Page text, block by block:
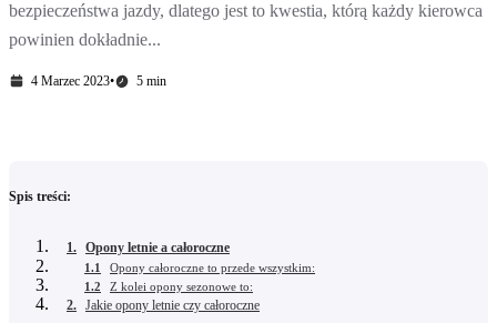
bezpieczeństwa jazdy, dlatego jest to kwestia, którą każdy kierowca
powinien dokładnie...
4 Marzec 2023• 5 min
Spis treści:
1. Opony letnie a całoroczne
1.1
Opony całoroczne to przede wszystkim:
1.2
Z kolei opony sezonowe to:
2. Jakie opony letnie czy całoroczne